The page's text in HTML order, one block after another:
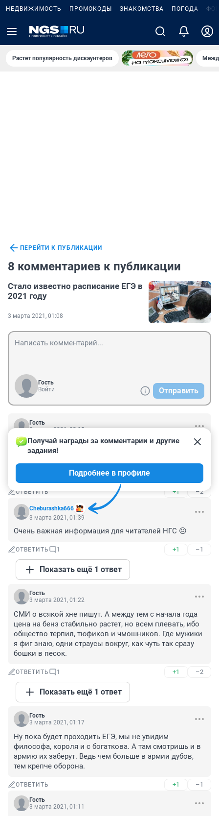
НЕДВИЖИМОСТЬ ПРОМОКОДЫ ЗНАКОМСТВА ПОГОДА
Растет популярность дискаунтеров
ПЕРЕЙТИ К ПУБЛИКАЦИИ
8 комментариев к публикации
Стало известно расписание ЕГЭ в
2021 году
3 марта 2021, 01:08
Гость
Войти
Отправить
Гость
3 марта 2021, 02:15
А почему не сдают патриотизм и любовь к царю? Для
успешного роисского человека сегодня это самые
важные знания и качества для успешной карьеры и
жизни в Роиссии.
ОТВЕТИТЬ +1 –2
Cheburashka666
Получай награды за комментарии и другие
задания!
Подробнее в профиле
3 марта 2021, 01:39
Очень важная информация для читателей НГС ☹️
ОТВЕТИТЬ 1 +1 –1
Показать ещё 1 ответ
Гость
3 марта 2021, 01:22
СМИ о всякой хне пишут. А между тем с начала года
цена на бенз стабильно растет, но всем плевать, ибо
общество терпил, тюфиков и чмошников. Где мужики
я фиг знаю, одни страусы вокруг, как чуть так сразу
бошки в песок.
ОТВЕТИТЬ 1 +1 –2
Показать ещё 1 ответ
Гость
3 марта 2021, 01:17
Ну пока будет проходить ЕГЭ, мы не увидим
философа, короля и с богаткова. А там смотришь и в
армию их заберут. Ведь чем больше в армии дубов,
тем крепче оборона.
ОТВЕТИТЬ +1 –1
Гость
3 марта 2021, 01:11